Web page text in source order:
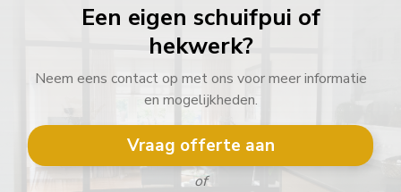
Een eigen schuifpui of
hekwerk?
Neem eens contact op met ons voor meer informatie
en mogelijkheden.
Vraag offerte aan
of